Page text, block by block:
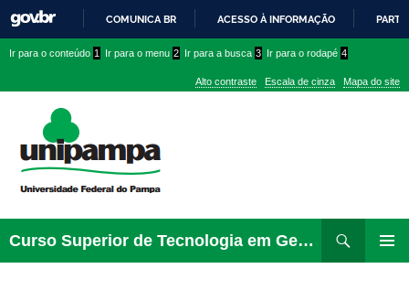
PARA
CONTEÚDO
COMUNICA BR ACESSO À INFORMAÇÃO
conteúdo
menu
superior
menu
Ir para o conteúdo 1 Ir para o menu 2 Ir para a busca 3 Ir para o rodapé 4
Alto contraste Escala de cinza Mapa do site
Curso Superior de Tecnologia em Gestão de Turismo
para